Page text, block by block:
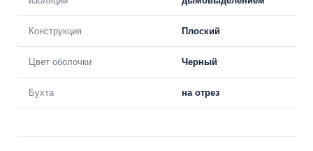
Конструкция Плоский
Цвет оболочки Черный
Бухта на отрез